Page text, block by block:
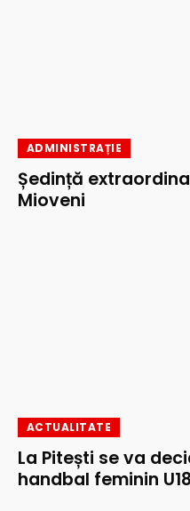
ADMINISTRAȚIE
Ședință
Mioveni
ACTUALITATE
La Pitești se va
handbal feminin U18